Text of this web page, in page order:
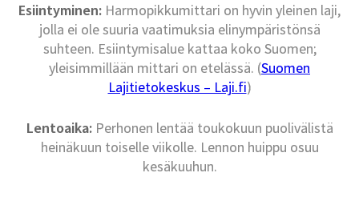
Esiintyminen: Harmopikkumittari on hyvin yleinen laji,
jolla ei ole suuria vaatimuksia elinympäristönsä
suhteen. Esiintymisalue kattaa koko Suomen;
yleisimmillään mittari on etelässä. (Suomen
Lajitietokeskus – Laji.fi)
Lentoaika:Perhonen lentää toukokuun puolivälistä
heinäkuun toiselle viikolle. Lennon huippu osuu
kesäkuuhun.